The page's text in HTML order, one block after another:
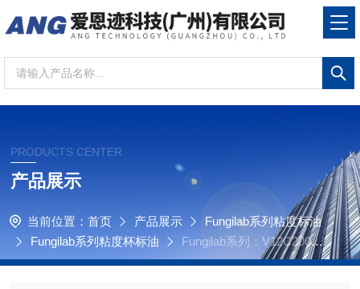
PRODUCTS CENTER
产品展示
当前位置： 首页 产品展示
Fungilab系列粘度标油
Fungilab系列粘度杯标油
Fungilab系列：V12C200用
于Zahn、Shell壳牌和Ford 福特粘度杯标油